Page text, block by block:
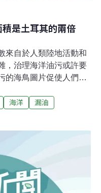
是土耳其的兩倍
來自於人類陸地活動和
，治理海洋油污或許要
的海鳥圖片促使人們認
來自陸地和航船的油污
合作在《科學》上發
繁忙海域還觀測到了21
。不同於原油洩漏，多
理也更困難。它們就像
海洋
漏油